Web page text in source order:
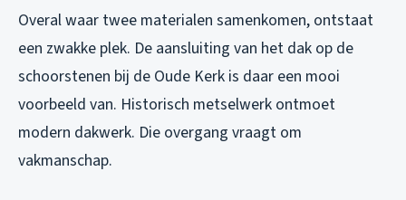
Overal waar twee materialen samenkomen, ontstaat
een zwakke plek. De aansluiting van het dak op de
schoorstenen bij de Oude Kerk is daar een mooi
voorbeeld van. Historisch metselwerk ontmoet
modern dakwerk. Die overgang vraagt om
vakmanschap.